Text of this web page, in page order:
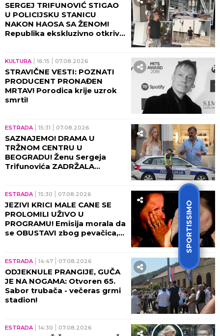
SPORTISSIMO
SERGEJ TRIFUNOVIĆ STIGAO
U POLICIJSKU STANICU
NAKON HAOSA SA ŽENOM!
Republika ekskluzivno otkriva
KULTURA 16:15 07.08.2026
STRAVIČNE VESTI: POZNATI
PRODUCENT PRONAĐEN
MRTAV! Porodica krije uzrok
smrti!
ESTRADA 15:31 07.08.2026
SAZNAJEMO! DRAMA U
TRŽNOM CENTRU U
BEOGRADU! Ženu Sergeja
Trifunovića ZADRŽALA
čega!
ESTRADA 15:30 07.08.2026
JEZIVI KRICI MALE CANE SE
PROLOMILI UŽIVO U
PROGRAMU! Emisija morala da
se OBUSTAVI zbog pevačica,
ESTRADA 14:47 07.08.2026
ODJEKNULE PRANGIJE, GUČA
JE NA NOGAMA: Otvoren 65.
Sabor trubača - večeras grmi
stadion!
ESTRADA 14:30 07.08.2026